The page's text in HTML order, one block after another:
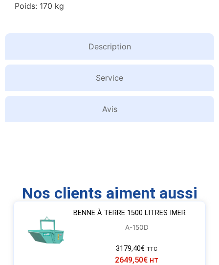
Description
Service
Avis
Poids: 170 kg
Nos clients aiment aussi
BENNE À TERRE 1500 LITRES IMER
A-150D
3179,40€ TTC
2649,50€ HT